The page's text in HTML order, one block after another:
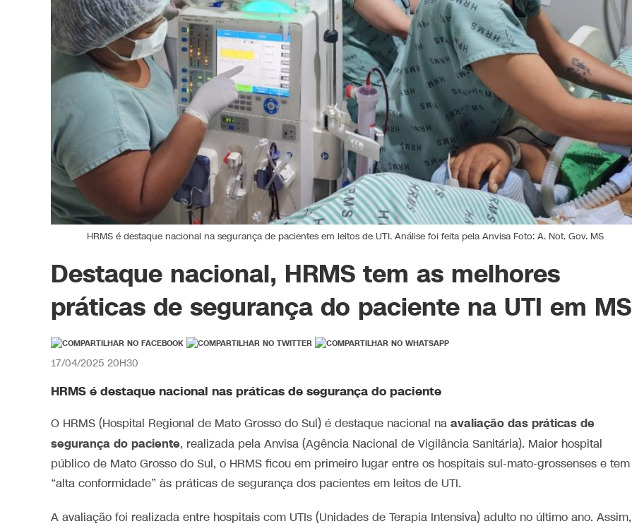
HRMS é destaque nacional na segurança de pacientes em leitos de UTI. Análise foi feita pela Anvisa Foto: A. Not. Gov. MS
Destaque nacional, HRMS tem as melhores
práticas de segurança do paciente na UTI em MS
17/04/2025 20H30
HRMS é destaque nacional nas práticas de segurança do paciente
O HRMS (Hospital Regional de Mato Grosso do Sul) é destaque nacional na avaliação das práticas de
segurança do paciente, realizada pela Anvisa (Agência Nacional de Vigilância Sanitária). Maior hospital
público de Mato Grosso do Sul, o HRMS ficou em primeiro lugar entre os hospitais sul-mato-grossenses e tem
“alta conformidade” às práticas de segurança dos pacientes em leitos de UTI.
A avaliação foi realizada entre hospitais com UTIs (Unidades de Terapia Intensiva) adulto no último ano. Assim,